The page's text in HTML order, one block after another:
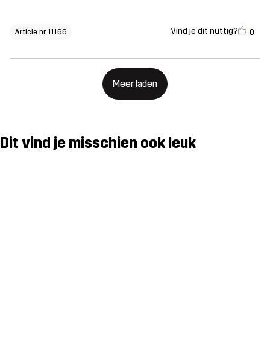
Article nr 11166 Vind je dit nuttig? 0
Meer laden
Dit vind je misschien ook leuk